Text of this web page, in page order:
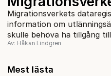
Migrationsverkets
information om
skulle behöva ha tillgång
Av: Håkan Lindgren
Mest lästa